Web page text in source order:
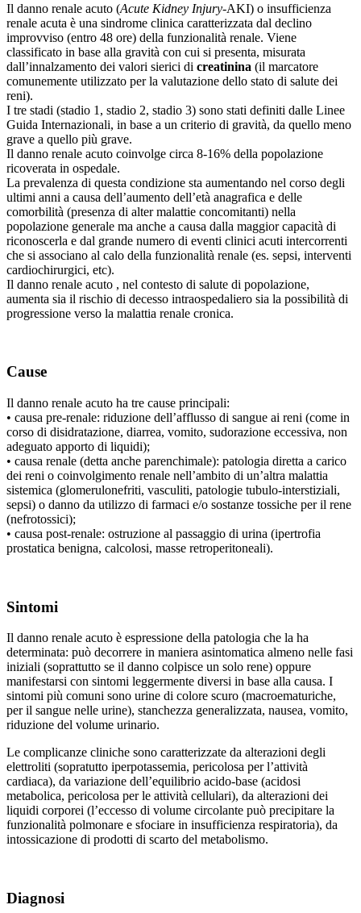
Il danno renale acuto (Acute Kidney Injury-AKI) o insufficienza
renale acuta è una sindrome clinica caratterizzata dal declino
improvviso (entro 48 ore) della funzionalità renale. Viene
classificato in base alla gravità con cui si presenta, misurata
dall’innalzamento dei valori sierici di creatinina (il marcatore
comunemente utilizzato per la valutazione dello stato di salute dei
reni).
I tre stadi (stadio 1, stadio 2, stadio 3) sono stati definiti dalle Linee
Guida Internazionali, in base a un criterio di gravità, da quello meno
grave a quello più grave.
Il danno renale acuto coinvolge circa 8-16% della popolazione
ricoverata in ospedale.
La prevalenza di questa condizione sta aumentando nel corso degli
ultimi anni a causa dell’aumento dell’età anagrafica e delle
comorbilità (presenza di alter malattie concomitanti) nella
popolazione generale ma anche a causa dalla maggior capacità di
riconoscerla e dal grande numero di eventi clinici acuti intercorrenti
che si associano al calo della funzionalità renale (es. sepsi, interventi
cardiochirurgici, etc).
Il danno renale acuto , nel contesto di salute di popolazione,
aumenta sia il rischio di decesso intraospedaliero sia la possibilità di
progressione verso la malattia renale cronica.
Cause
Il danno renale acuto ha tre cause principali:
• causa pre-renale: riduzione dell’afflusso di sangue ai reni (come in
corso di disidratazione, diarrea, vomito, sudorazione eccessiva, non
adeguato apporto di liquidi);
• causa renale (detta anche parenchimale): patologia diretta a carico
dei reni o coinvolgimento renale nell’ambito di un’altra malattia
sistemica (glomerulonefriti, vasculiti, patologie tubulo-interstiziali,
sepsi) o danno da utilizzo di farmaci e/o sostanze tossiche per il rene
(nefrotossici);
• causa post-renale: ostruzione al passaggio di urina (ipertrofia
prostatica benigna, calcolosi, masse retroperitoneali).
Sintomi
Il danno renale acuto è espressione della patologia che la ha
determinata: può decorrere in maniera asintomatica almeno nelle fasi
iniziali (soprattutto se il danno colpisce un solo rene) oppure
manifestarsi con sintomi leggermente diversi in base alla causa. I
sintomi più comuni sono urine di colore scuro (macroematuriche,
per il sangue nelle urine), stanchezza generalizzata, nausea, vomito,
riduzione del volume urinario.
Le complicanze cliniche sono caratterizzate da alterazioni degli
elettroliti (sopratutto iperpotassemia, pericolosa per l’attività
cardiaca), da variazione dell’equilibrio acido-base (acidosi
metabolica, pericolosa per le attività cellulari), da alterazioni dei
liquidi corporei (l’eccesso di volume circolante può precipitare la
funzionalità polmonare e sfociare in insufficienza respiratoria), da
intossicazione di prodotti di scarto del metabolismo.
Diagnosi